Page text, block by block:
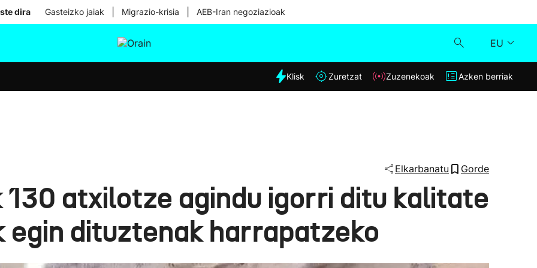
dira Gasteizko jaiak Migrazio-krisia AEB-Iran negoziazioak
EU
Eguraldia
Klisk
Azken berriak
Klisk Zuretzat Zuzenekoak Azken berriak
Elkarbanatu Gorde
130 atxilotze agindu igorri ditu kalitate
dituztenak harrapatzeko